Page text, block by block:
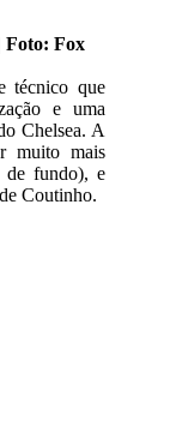
Foto: Fox
técnico que
e uma
Chelsea. A
muito mais
de fundo), e
Coutinho.